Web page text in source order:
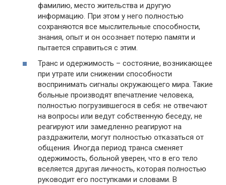
фамилию, место жительства и другую
информацию. При этом у него полностью
сохраняются все мыслительные способности,
знания, опыт и он осознает потерю памяти и
пытается справиться с этим.
Транс и одержимость – состояние, возникающее
при утрате или снижении способности
воспринимать сигналы окружающего мира. Такие
больные производят впечатление человека,
полностью погрузившегося в себя: не отвечают
на вопросы или ведут собственную беседу, не
реагируют или замедленно реагируют на
раздражители, могут полностью отказаться от
общения. Иногда период транса сменяет
одержимость, больной уверен, что в его тело
вселяется другая личность, которая полностью
руководит его поступками и словами. В